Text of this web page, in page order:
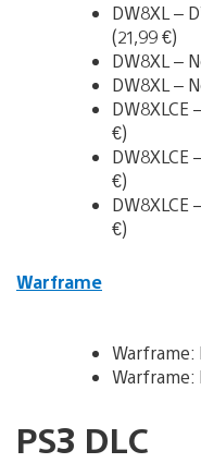
DW8XL –
(21,99 €)
DW8XL –
DW8XL –
DW8XLCE
€)
DW8XLCE
€)
DW8XLCE
€)
Warframe
Warframe:
Warframe:
PS3 DLC